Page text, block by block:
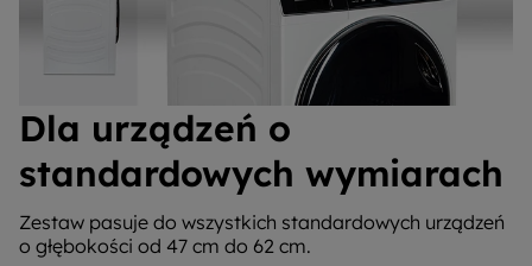
Dla urządzeń o
standardowych wymiarach
Zestaw pasuje do wszystkich standardowych urządzeń
o głębokości od 47 cm do 62 cm.